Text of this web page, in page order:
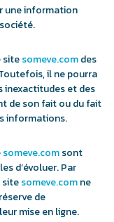
une information
sitesomeve.comdes
il ne pourra
inexactitudes et des
de son fait ou du fait
informations.
someve.comsont
d’évoluer. Par
sitesomeve.comne
de
mise en ligne.